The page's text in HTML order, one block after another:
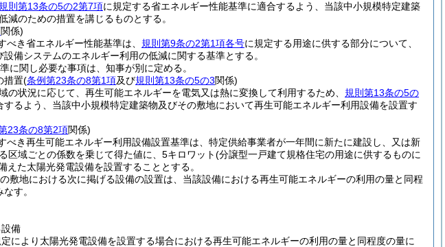
則第13条の5の2第7項に規定する省エネルギー性能基準に適合するよう、当該中小規模特定建築
のための措置を講じるものとする。
関係)
き省エネルギー性能基準は、 規則第9条の2第1項各号に規定する用途に供する部分について、
備システムのエネルギー利用の低減に関する基準とする。
関し必要な事項は、知事が別に定める。
措置(条例第23条の8第1項及び規則第13条の5の3関係)
状況に応じて、再生可能エネルギーを電気又は熱に変換して利用するため、 規則第13条の5の
るよう、当該中小規模特定建築物及びその敷地において再生可能エネルギー利用設備を設置す
23条の8第2項関係)
べき再生可能エネルギー利用設備設置基準は、特定供給事業者が一年間に新たに建設し、又は新
区域ごとの係数を乗じて得た値に、5キロワット(分譲型一戸建て規格住宅の用途に供するものに
えた太陽光発電設備を設置することとする。
地における次に掲げる設備の設置は、当該設備における再生可能エネルギーの利用の量と同程
す。
備
より太陽光発電設備を設置する場合における再生可能エネルギーの利用の量と同程度の量に